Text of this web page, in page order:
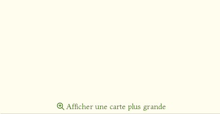
Afficher une carte plus grande